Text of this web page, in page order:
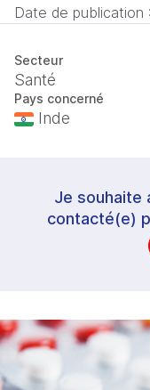
Date de publication :
Secteur
Santé
Pays concerné
Inde
Je souhaite
contacté(e)